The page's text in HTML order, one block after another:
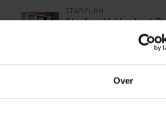
Over
STARFURN
Starfurn Vakkenkast
Nijwie Rovaniemi
deuren en 2 lades,